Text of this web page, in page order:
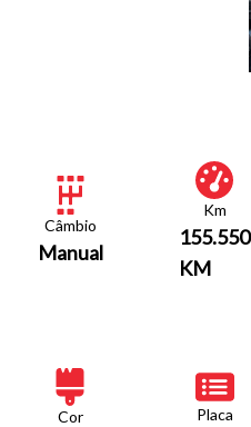
Câmbio
Manual
Km
155.550
KM
Cor Placa